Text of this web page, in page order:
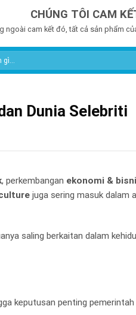
CHÚNG TÔI CAM
ngoài cam kết đó, tất cả sản phẩm
Dunia Selebriti
, perkembangan ekonomi &
juga sering masuk dalam
saling berkaitan dalam
keputusan penting pemerintah